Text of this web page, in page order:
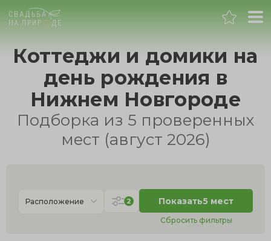
Нижний Новгород
Банкет
Свадьба
День рождения
Коттеджи и домики на
день рождения в
Нижнем Новгороде
Подборка из 5 проверенных
мест (август 2026)
Расположение 2 Показать5 мест
Сбросить фильтры